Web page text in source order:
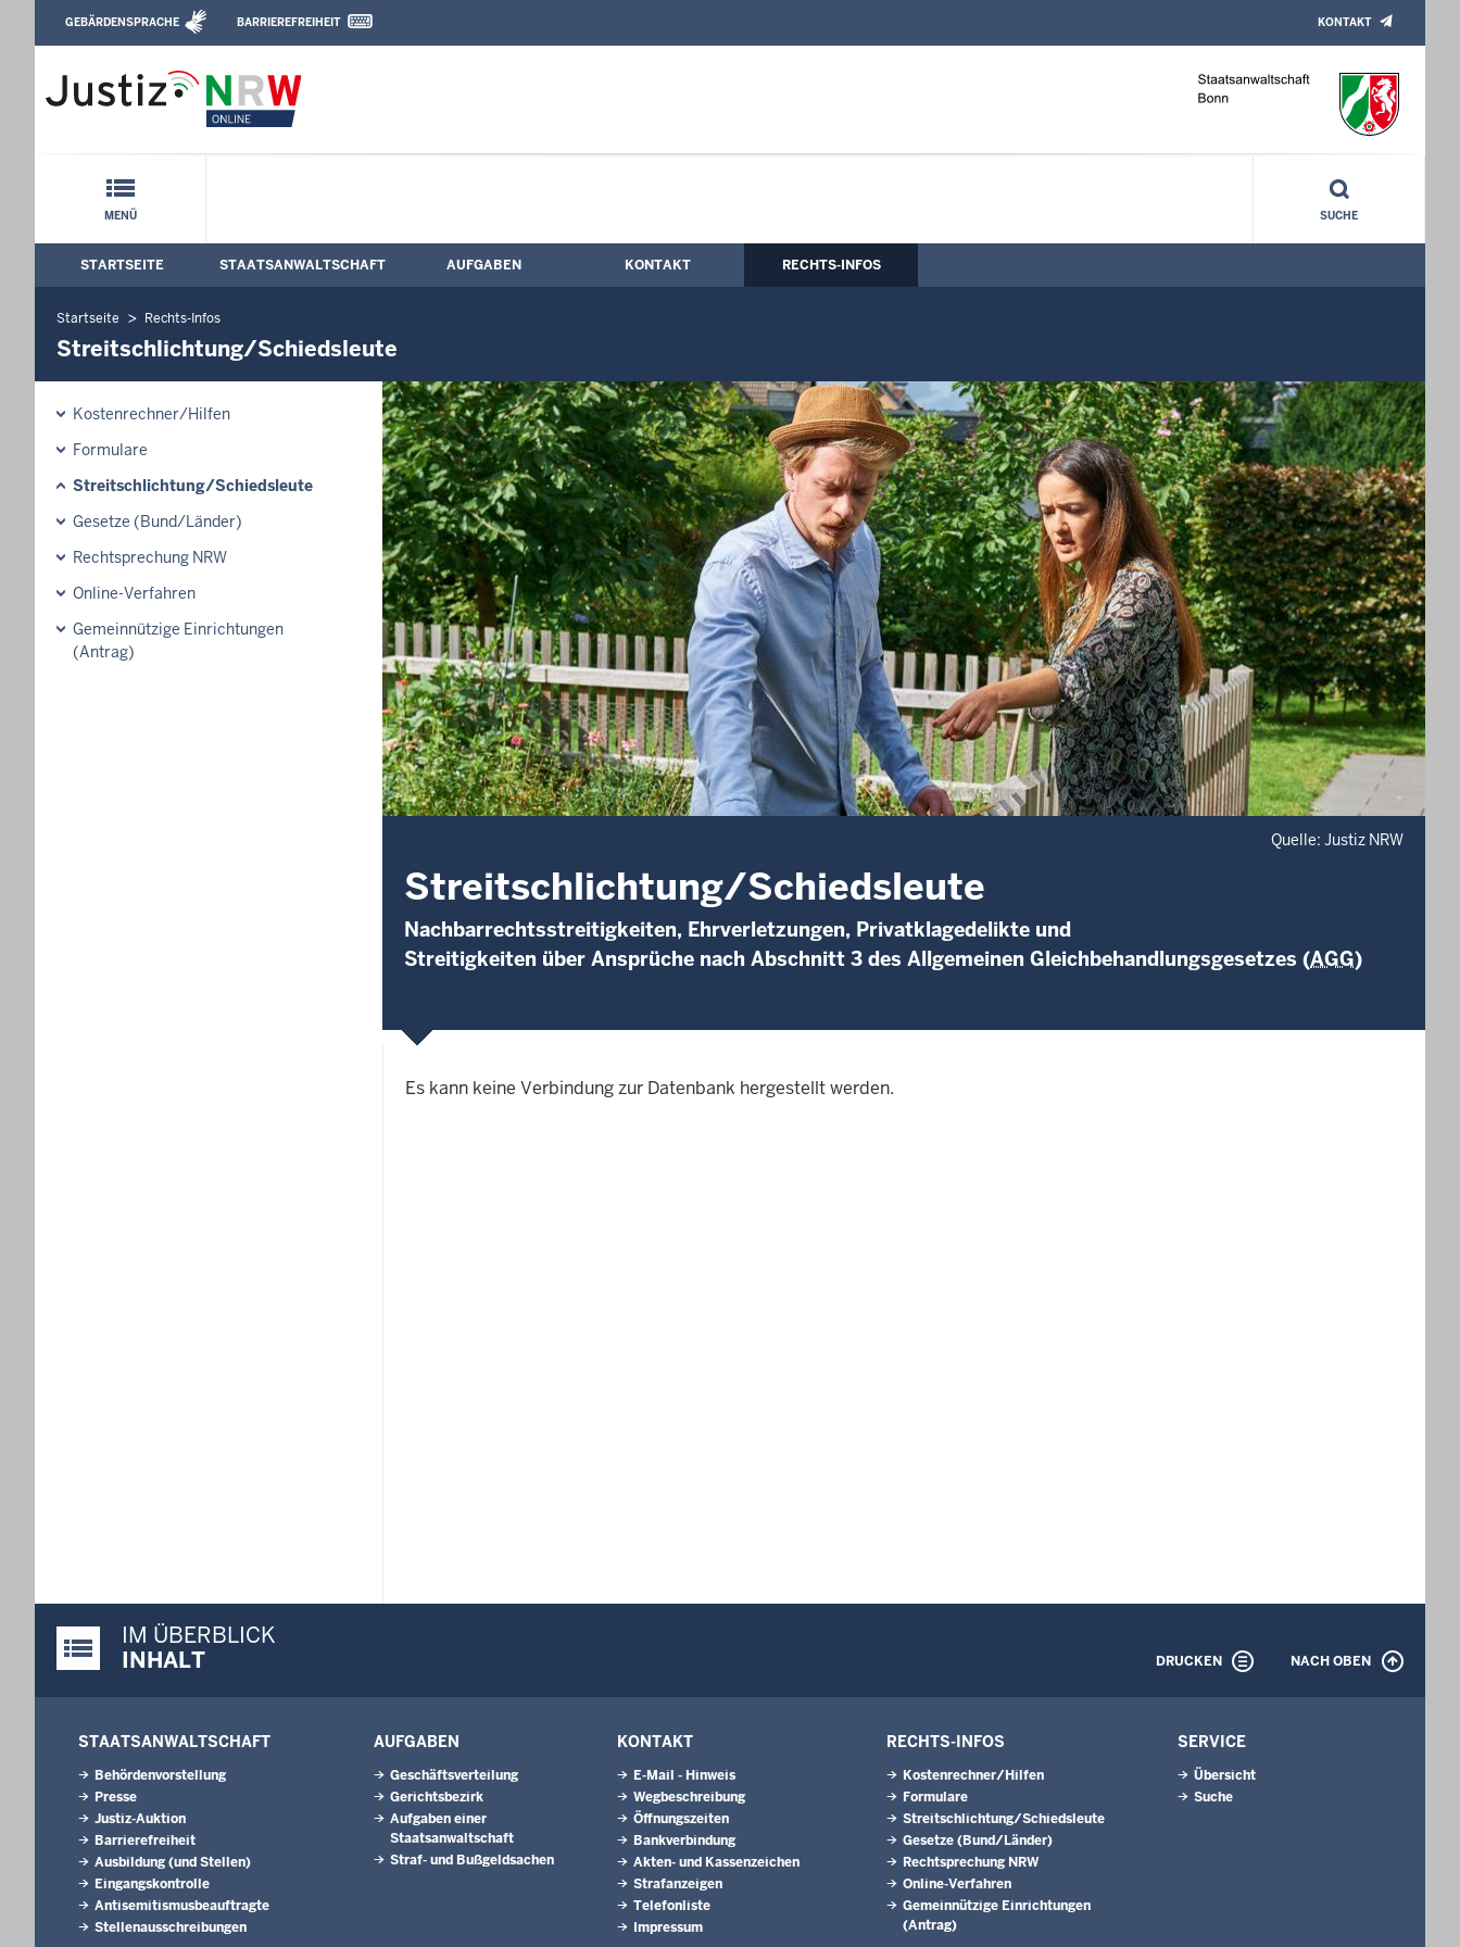
Staatsanwaltschaft Bonn: Streitschlichtung/Schiedsleute
Direkt zum Inhalt
Leichte Sprache, Gebärdensprachenvideo und Kontaktformular
GEBÄRDENSPRACHE BARRIEREFREIHEIT KONTAKT
Schnellnavigation mit Volltext-Suche
MENÜ SUCHE
Hauptmenü: Hauptnavigation
STARTSEITE STAATSANWALTSCHAFT AUFGABEN KONTAKT RECHTS-INFOS
Startseite Rechts-Infos
Streitschlichtung/Schiedsleute
Kostenrechner/Hilfen
Formulare
Streitschlichtung/Schiedsleute
Gesetze (Bund/Länder)
Rechtsprechung NRW
Online-Verfahren
Gemeinnützige Einrichtungen
(Antrag)
Quelle: Justiz NRW
Streitschlichtung/Schiedsleute
Nachbarrechtsstreitigkeiten, Ehrverletzungen, Privatklagedelikte und
Streitigkeiten über Ansprüche nach Abschnitt 3 des Allgemeinen Gleichbehandlungsgesetzes (AGG)
Es kann keine Verbindung zur Datenbank hergestellt werden.
Justiz-Portal im Überblick:
IM ÜBERBLICK
INHALT
DRUCKEN NACH OBEN
STAATSANWALTSCHAFT
Behördenvorstellung
Presse
Justiz-Auktion
Barrierefreiheit
Ausbildung (und Stellen)
Eingangskontrolle
Antisemitismusbeauftragte
Stellenausschreibungen
AUFGABEN
Geschäftsverteilung
Gerichtsbezirk
Aufgaben einer
Staatsanwaltschaft
Straf- und Bußgeldsachen
KONTAKT
E-Mail - Hinweis
Wegbeschreibung
Öffnungszeiten
Bankverbindung
Akten- und Kassenzeichen
Strafanzeigen
Telefonliste
Impressum
RECHTS-INFOS
Kostenrechner/Hilfen
Formulare
Streitschlichtung/Schiedsleute
Gesetze (Bund/Länder)
Rechtsprechung NRW
Online-Verfahren
Gemeinnützige Einrichtungen
(Antrag)
SERVICE
Übersicht
Suche